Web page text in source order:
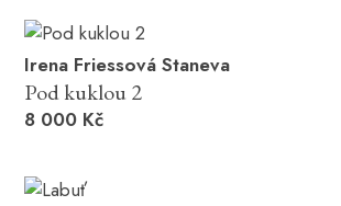
Irena Friessová Staneva
Pod kuklou 2
8 000 Kč